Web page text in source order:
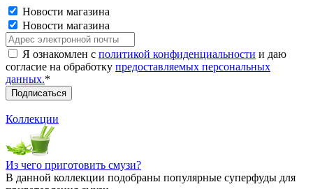
Новости магазина
Новости магазина
Я ознакомлен с политикой конфиденциальности и даю
согласие на обработку предоставляемых персональных
данных.*
Коллекции
Из чего приготовить смузи?
В данной коллекции подобраны популярные суперфуды для